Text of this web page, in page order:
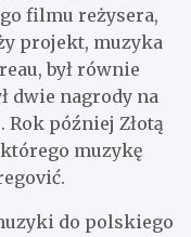
filmu reżysera,
projekt, muzyka
był równie
dwie nagrody na
Rok później Złotą
którego muzykę
do polskiego